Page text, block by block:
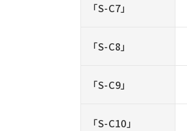
「S-C7」
「S-C8」
「S-C9」
「S-C10」